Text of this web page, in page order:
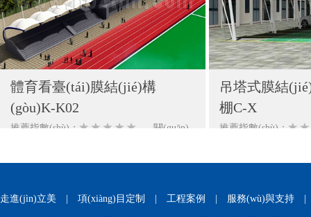
體育看臺(tái)膜結(jié)構
(gòu)K-K02
推薦指數(shù)：
關(guān)
吊塔式膜結
棚C-X
推薦指數(shù)：
走進(jìn)立美 項(xiàng)目定制 工程案例 服務(wù)與支持